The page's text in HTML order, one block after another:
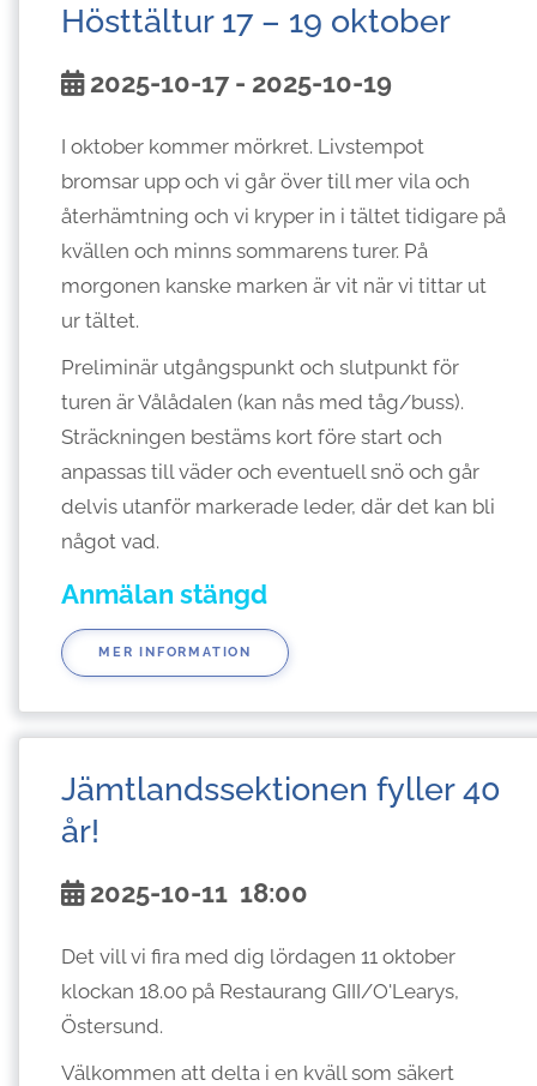
Hösttältur 17 – 19 oktober
2025-10-17 - 2025-10-19
I oktober kommer mörkret. Livstempot
bromsar upp och vi går över till mer vila och
återhämtning och vi kryper in i tältet tidigare på
kvällen och minns sommarens turer. På
morgonen kanske marken är vit när vi tittar ut
ur tältet.
Preliminär utgångspunkt och slutpunkt för
turen är Vålådalen (kan nås med tåg/buss).
Sträckningen bestäms kort före start och
anpassas till väder och eventuell snö och går
delvis utanför markerade leder, där det kan bli
något vad.
Anmälan stängd
MER INFORMATION
Jämtlandssektionen fyller 40
år!
2025-10-11 18:00
Det vill vi fira med dig lördagen 11 oktober
klockan 18.00 på Restaurang GIII/O'Learys,
Östersund.
Välkommen att delta i en kväll som säkert